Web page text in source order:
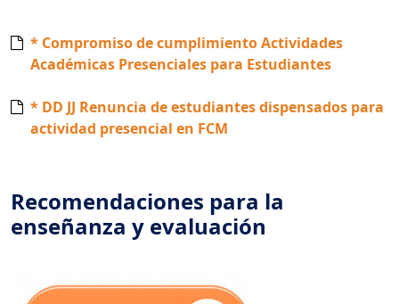
* Compromiso de cumplimiento Actividades
Académicas Presenciales para Estudiantes
* DD JJ Renuncia de estudiantes dispensados para
actividad presencial en FCM
Recomendaciones para la
enseñanza y evaluación